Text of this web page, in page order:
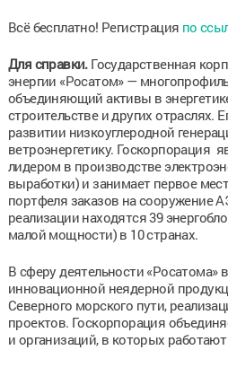
Всё бесплатно! Регистрация по
Для справки.Государственная
энергии «Росатом» —
объединяющий активы в
строительстве и других отраслях.
развитии низкоуглеродной
ветроэнергетику. Госкорпорация
лидером в производстве
выработки) и занимает первое
портфеля заказов на сооружение
реализации находятся 39
малой мощности) в 10 странах.
В сферу деятельности «Росатома»
инновационной неядерной
Северного морского пути,
проектов. Госкорпорация
и организаций, в которых